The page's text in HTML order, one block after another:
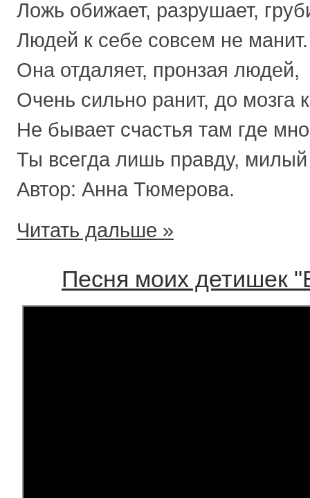
Ложь обижает, разрушает,
Людей к себе совсем не манит.
Она отдаляет, пронзая людей,
Очень сильно ранит, до мозга
Не бывает счастья там где
Ты всегда лишь правду, милый
Автор: Анна Тюмерова.
Читать дальше »
Песня моих